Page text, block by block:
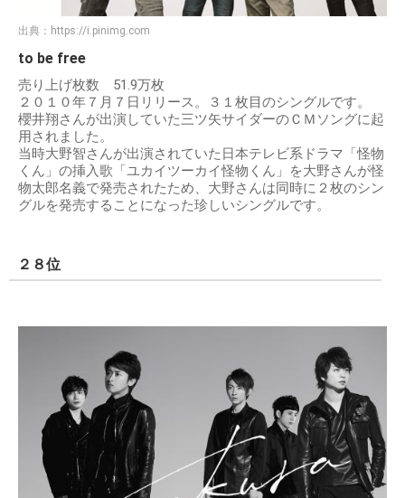
出典： https://i.pinimg.com
to be free
売り上げ枚数 51.9万枚
２０１０年７月７日リリース。３１枚目のシングルです。
櫻井翔さんが出演していた三ツ矢サイダーのＣＭソングに起
用されました。
当時大野智さんが出演されていた日本テレビ系ドラマ「怪物
くん」の挿入歌「ユカイツーカイ怪物くん」を大野さんが怪
物太郎名義で発売されたため、大野さんは同時に２枚のシン
グルを発売することになった珍しいシングルです。
２８位